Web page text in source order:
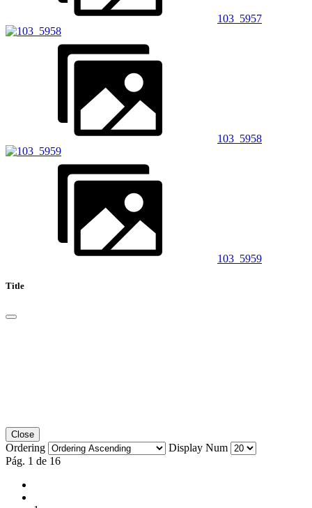
103_5957
103_5958
103_5959
Title
Close
Ordering
Display Num
Pág. 1 de 16